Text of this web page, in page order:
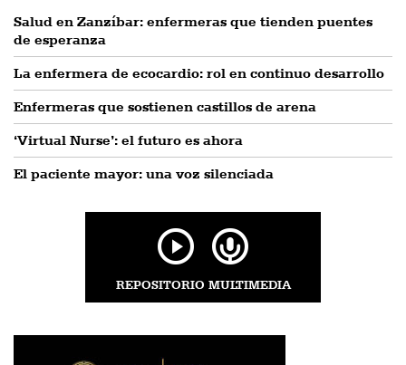
Salud en Zanzíbar: enfermeras que tienden puentes
de esperanza
La enfermera de ecocardio: rol en continuo desarrollo
Enfermeras que sostienen castillos de arena
‘Virtual Nurse’: el futuro es ahora
El paciente mayor: una voz silenciada
REPOSITORIO MULTIMEDIA